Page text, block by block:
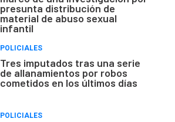
presunta distribución de
material de abuso sexual
infantil
POLICIALES
Tres imputados tras una serie
de allanamientos por robos
cometidos en los últimos días
POLICIALES